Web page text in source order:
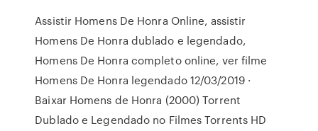
Assistir Homens De Honra Online, assistir
Homens De Honra dublado e legendado,
Homens De Honra completo online, ver filme
Homens De Honra legendado 12/03/2019 ·
Baixar Homens de Honra (2000) Torrent
Dublado e Legendado no Filmes Torrents HD